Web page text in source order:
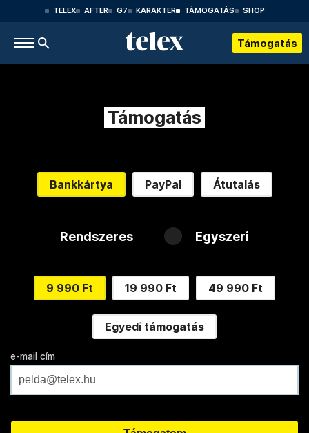
TELEX AFTER G7 KARAKTER TÁMOGATÁS SHOP
Támogatás
Támogatás
Bankkártya PayPal Átutalás
Rendszeres Egyszeri
9 990 Ft 19 990 Ft 49 990 Ft
Egyedi támogatás
e-mail cím